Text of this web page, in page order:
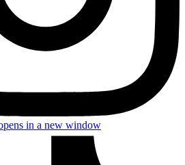
in a new window